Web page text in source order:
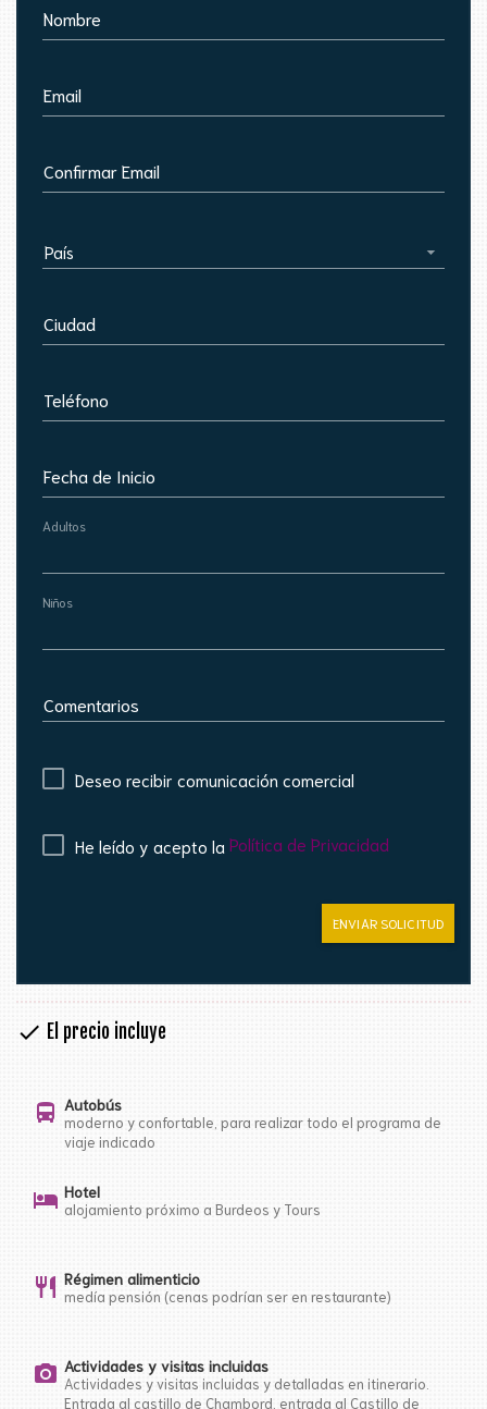
Nombre
Email
Confirmar Email
País
Ciudad
Teléfono
Fecha de Inicio
Adultos
Niños
Comentarios
Deseo recibir comunicación comercial
He leído y acepto la Política de Privacidad
ENVIAR SOLICITUD
check El precio incluye
directions_bus Autobús
moderno y confortable, para realizar todo el programa de
viaje indicado
hotel Hotel
alojamiento próximo a Burdeos y Tours
restaurant Régimen alimenticio
medía pensión (cenas podrían ser en restaurante)
photo_camera Actividades y visitas incluidas
Actividades y visitas incluidas y detalladas en itinerario.
Entrada al castillo de Chambord, entrada al Castillo de